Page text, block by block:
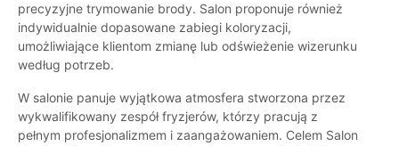
precyzyjne trymowanie brody. Salon proponuje również
indywidualnie dopasowane zabiegi koloryzacji,
umożliwiające klientom zmianę lub odświeżenie wizerunku
według potrzeb.
W salonie panuje wyjątkowa atmosfera stworzona przez
wykwalifikowany zespół fryzjerów, którzy pracują z
pełnym profesjonalizmem i zaangażowaniem. Celem Salon